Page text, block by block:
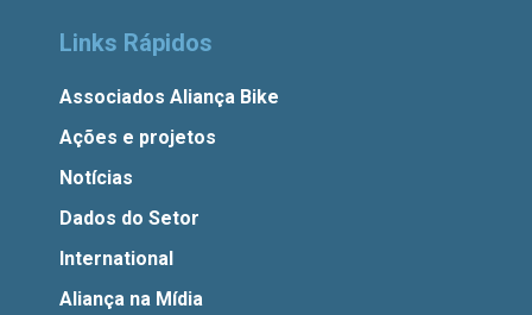
Links Rápidos
Associados Aliança Bike
Ações e projetos
Notícias
Dados do Setor
International
Aliança na Mídia